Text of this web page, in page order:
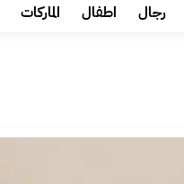
رجال اطفال الماركات